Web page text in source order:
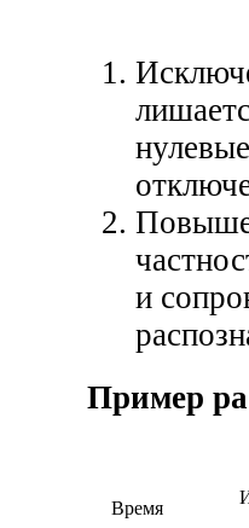
и
Пример
Время